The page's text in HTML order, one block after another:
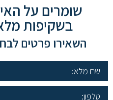
שומרים על
בשקיפות
השאירו פרטים